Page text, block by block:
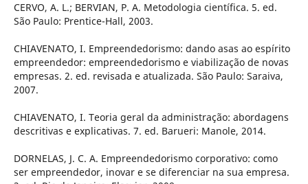
CERVO, A. L.; BERVIAN, P. A. Metodologia científica. 5. ed.
São Paulo: Prentice-Hall, 2003.
CHIAVENATO, I. Empreendedorismo: dando asas ao espírito
empreendedor: empreendedorismo e viabilização de novas
empresas. 2. ed. revisada e atualizada. São Paulo: Saraiva,
2007.
CHIAVENATO, I. Teoria geral da administração: abordagens
descritivas e explicativas. 7. ed. Barueri: Manole, 2014.
DORNELAS, J. C. A. Empreendedorismo corporativo: como
ser empreendedor, inovar e se diferenciar na sua empresa.